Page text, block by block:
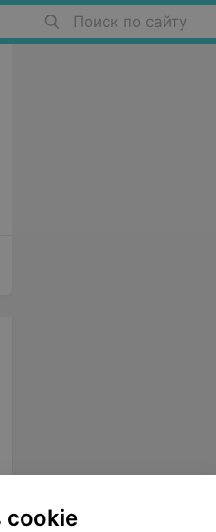
Поиск по сайту
cookie